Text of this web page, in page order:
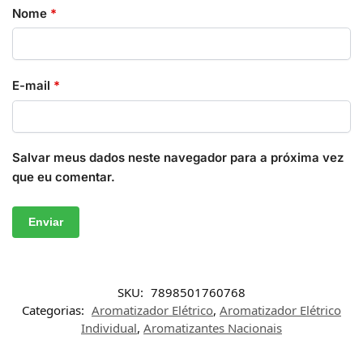
Nome *
E-mail *
Salvar meus dados neste navegador para a próxima vez
que eu comentar.
SKU: 7898501760768
Categorias: Aromatizador Elétrico, Aromatizador Elétrico
Individual, Aromatizantes Nacionais